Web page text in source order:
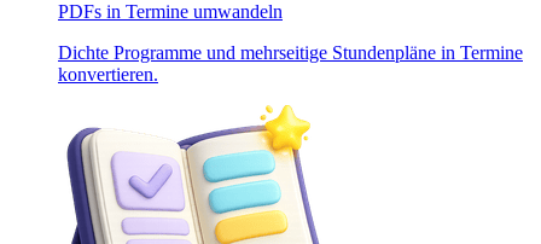
PDFs in Termine umwandeln
Dichte Programme und mehrseitige Stundenpläne in Termine
konvertieren.